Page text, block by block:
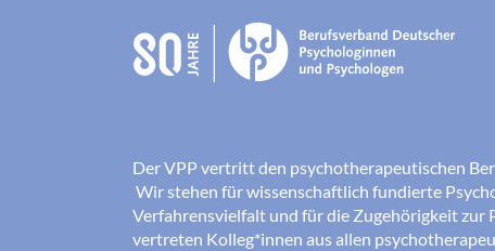
Der VPP vertritt den psychotherapeutischen
Wir stehen für wissenschaftlich fundierte
Verfahrensvielfalt und für die Zugehörigkeit zur
vertreten Kolleg*innen aus allen